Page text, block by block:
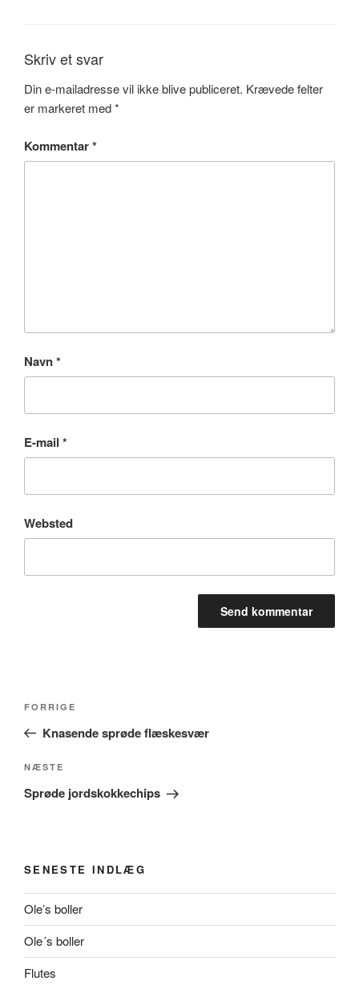
Skriv et svar
Din e-mailadresse vil ikke blive publiceret. Krævede felter
er markeret med*
Kommentar*
Navn*
E-mail *
Websted
Forrige
indlæg
FORRIGE
Knasende sprøde flæskesvær
Næste
indlæg
NÆSTE
Sprøde jordskokkechips
SENESTE INDLÆG
Ole’s boller
Ole´s boller
Flutes